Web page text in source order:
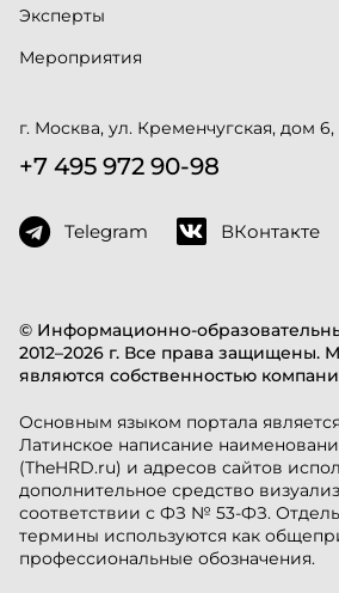
© Информационно-
2012–2026 г. Все права защищены.
являются собственностью
Основным языком портала
Латинское написание
(TheHRD.ru) и адресов сайтов
дополнительное средство
соответствии с ФЗ № 53-ФЗ.
термины используются как
профессиональные обозначения.
Эксперты
Мероприятия
г. Москва, ул. Кременчугская, дом 6,
+7 495 972 90-98
Telegram ВКонтакте